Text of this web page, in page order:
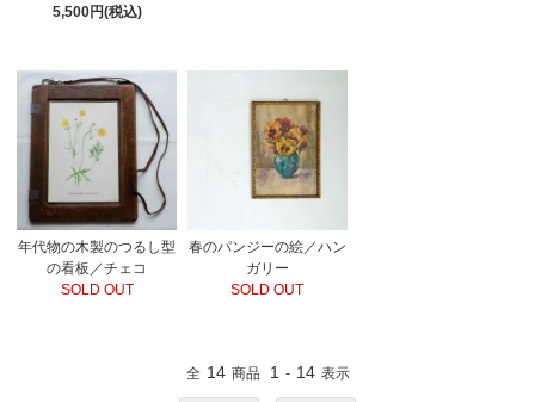
5,500円(税込)
年代物の木製のつるし型
の看板／チェコ
SOLD OUT
春のパンジーの絵／ハン
ガリー
SOLD OUT
全 14 商品 1 - 14 表示